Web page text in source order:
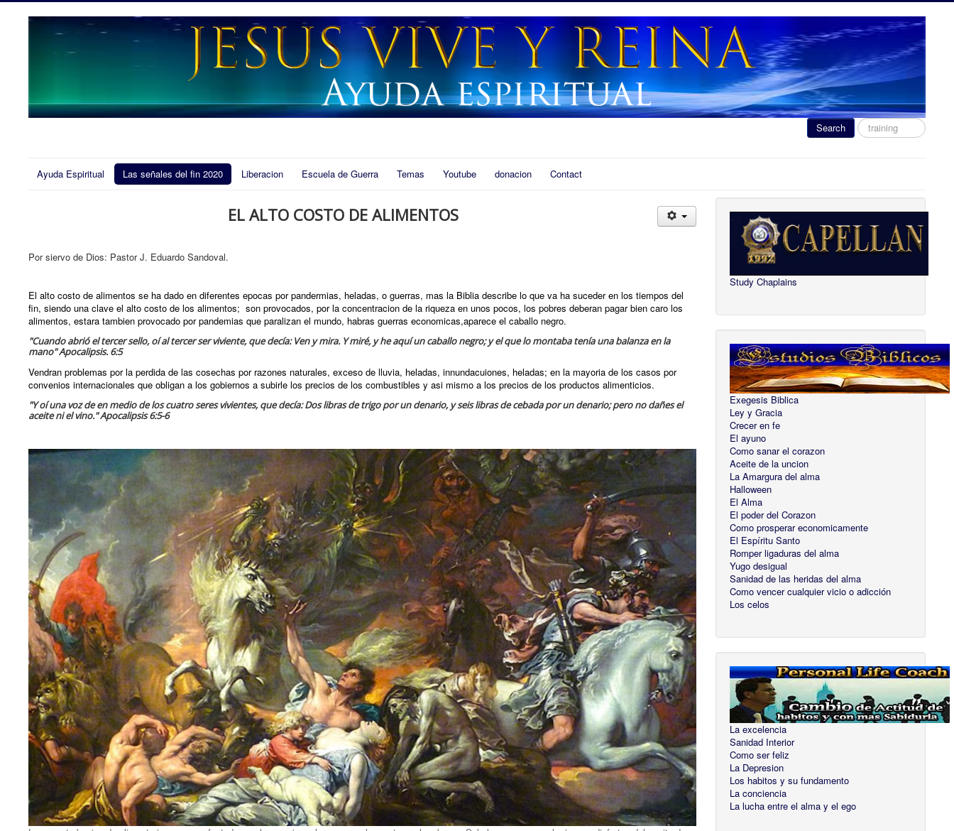
Search
Search
...
Ayuda Espiritual Las señales del fin 2020 Liberacion Escuela de Guerra Temas Youtube donacion Contact
EL ALTO COSTO DE ALIMENTOS
Por siervo de Dios: Pastor J. Eduardo Sandoval.
El alto costo de alimentos se ha dado en diferentes epocas por pandermias, heladas, o guerras, mas la Biblia describe lo que va ha suceder en los tiempos del
fin, siendo una clave el alto costo de los alimentos; son provocados, por la concentracion de la riqueza en unos pocos, los pobres deberan pagar bien caro los
alimentos, estara tambien provocado por pandemias que paralizan el mundo, habras guerras economicas,aparece el caballo negro.
"Cuando abrió el tercer sello, oí al tercer ser viviente, que decía: Ven y mira. Y miré, y he aquí un caballo negro; y el que lo montaba tenía una balanza en la
mano" Apocalipsis. 6:5
Vendran problemas por la perdida de las cosechas por razones naturales, exceso de lluvia, heladas, innundacuiones, heladas; en la mayoria de los casos por
convenios internacionales que obligan a los gobiernos a subirle los precios de los combustibles y asi mismo a los precios de los productos alimenticios.
"Y oí una voz de en medio de los cuatro seres vivientes, que decía: Dos libras de trigo por un denario, y seis libras de cebada por un denario; pero no dañes el
aceite ni el vino." Apocalipsis 6:5-6
Study Chaplains
Exegesis Biblica
Ley y Gracia
Crecer en fe
El ayuno
Como sanar el corazon
Aceite de la uncion
La Amargura del alma
Halloween
El Alma
El poder del Corazon
Como prosperar economicamente
El Espíritu Santo
Romper ligaduras del alma
Yugo desigual
Sanidad de las heridas del alma
Como vencer cualquier vicio o adicción
Los celos
La excelencia
Sanidad Interior
Como ser feliz
La Depresion
Los habitos y su fundamento
La conciencia
La lucha entre el alma y el ego